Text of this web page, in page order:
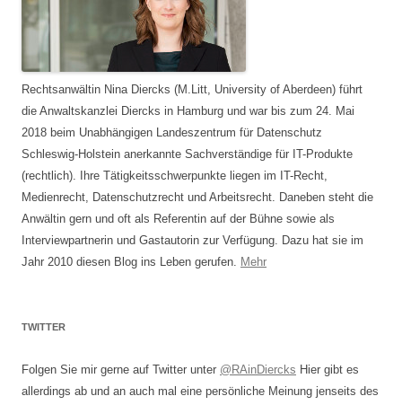
Rechtsanwältin Nina Diercks (M.Litt, University of Aberdeen) führt
die Anwaltskanzlei Diercks in Hamburg und war bis zum 24. Mai
2018 beim Unabhängigen Landeszentrum für Datenschutz
Schleswig-Holstein anerkannte Sachverständige für IT-Produkte
(rechtlich). Ihre Tätigkeitsschwerpunkte liegen im IT-Recht,
Medienrecht, Datenschutzrecht und Arbeitsrecht. Daneben steht die
Anwältin gern und oft als Referentin auf der Bühne sowie als
Interviewpartnerin und Gastautorin zur Verfügung. Dazu hat sie im
Jahr 2010 diesen Blog ins Leben gerufen. Mehr
TWITTER
Folgen Sie mir gerne auf Twitter unter @RAinDiercks Hier gibt es
allerdings ab und an auch mal eine persönliche Meinung jenseits des